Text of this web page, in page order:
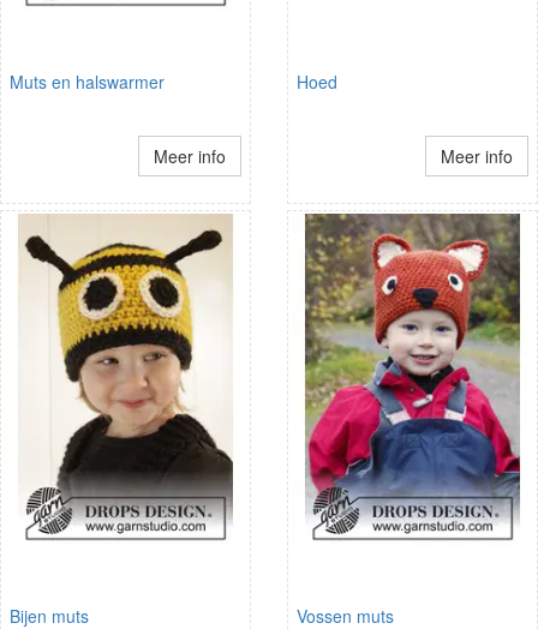
Muts en halswarmer
Meer info
Hoed
Meer info
Bijen muts Vossen muts